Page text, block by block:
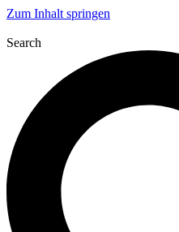
Zum Inhalt springen
Search